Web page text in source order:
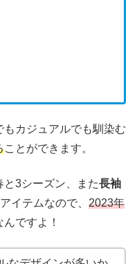
もカジュアルでも馴染む
ことができます。
と3シーズン、また長袖
イテムなので、 2023年
ですよ！